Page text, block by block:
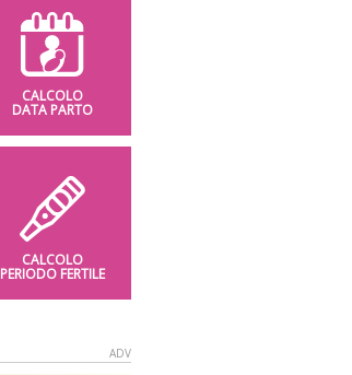
CALCOLO
DATA PARTO
CALCOLO
PERIODO FERTILE